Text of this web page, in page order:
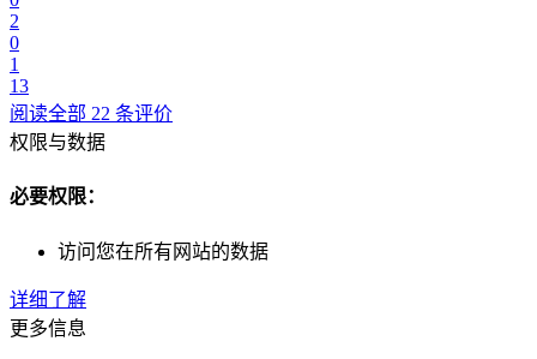
2
0
1
13
阅读全部 22 条评价
权限与数据
必要权限：
访问您在所有网站的数据
详细了解
更多信息